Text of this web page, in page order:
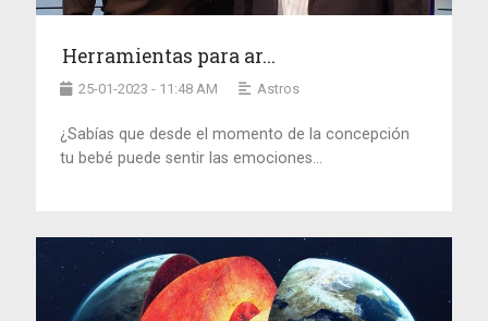
Herramientas para ar...
25-01-2023 - 11:48 AM Astros
¿Sabías que desde el momento de la concepción
tu bebé puede sentir las emociones...